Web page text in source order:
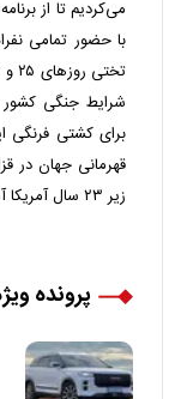
می‌کردیم تا از
با حضور تمامی
شرایط جنگی کشور
برای کشتی فرنگی
قهرمانی جهان در
زیر ۲۳ سال آمریکا آماده و اعزام کنیم.
پرونده